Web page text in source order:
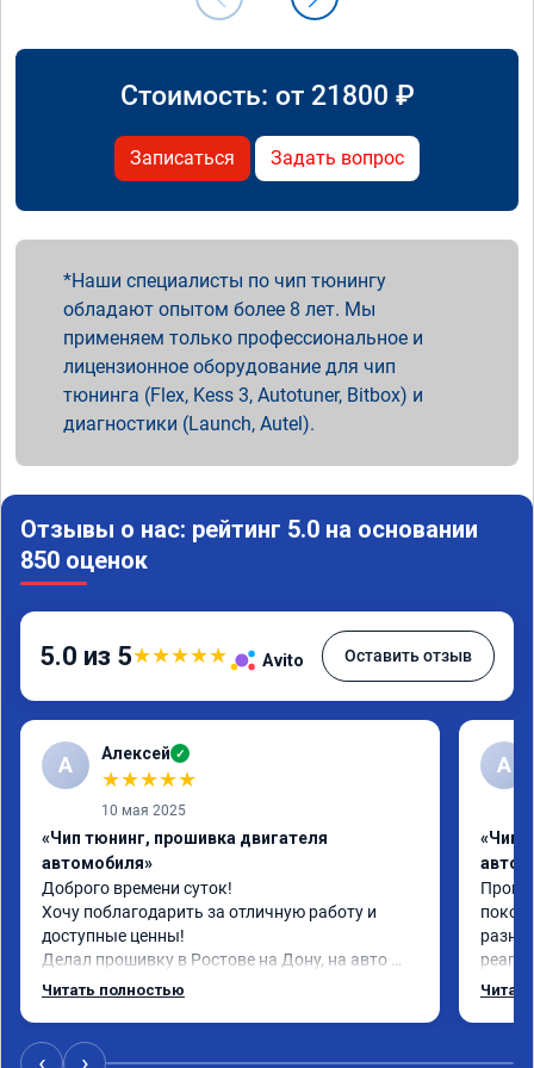
Стоимость: от 21800 ₽
Записаться Задать вопрос
Наши специалисты по чип тюнингу
обладают опытом более 8 лет. Мы
применяем только профессиональное и
лицензионное оборудование для чип
тюнинга (Flex, Kess 3, Autotuner, Bitbox) и
диагностики (Launch, Autel).
Отзывы о нас: рейтинг 5.0 на основании
850 оценок
5.0 из 5★★★★★ Avito Оставить отзыв
А Алексей ✓
★★★★★
10 мая 2025
«Чип тюнинг, прошивка двигателя
автомобиля»
Доброго времени суток!
Хочу поблагодарить за отличную работу и
доступные ценны!
Делал прошивку в Ростове на Дону, на авто
шевроле круз 1.8 (141 л.с)с акпп 2013г.в.
а результат при этом просто бомба. Сделали
Читать полностью
А
«Чип